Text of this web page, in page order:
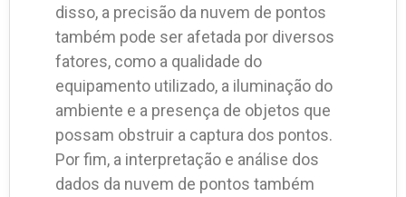
disso, a precisão da nuvem de pontos
também pode ser afetada por diversos
fatores, como a qualidade do
equipamento utilizado, a iluminação do
ambiente e a presença de objetos que
possam obstruir a captura dos pontos.
Por fim, a interpretação e análise dos
dados da nuvem de pontos também